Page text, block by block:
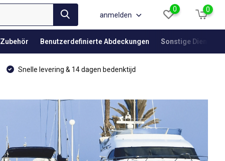
anmelden
0 0
Zubehör Benutzerdefinierte Abdeckungen Sonstige
Snelle levering & 14 dagen bedenktijd